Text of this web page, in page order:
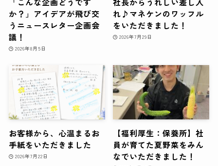
か？」アイデアが飛び交
うニュースレター企画会
議！
2026年8月5日
れ♪マネケンのワッフル
をいただきました！
2026年7月29日
お客様から、心温まるお
手紙をいただきました
2026年7月22日
【福利厚生：保養所】社
員が育てた夏野菜をみん
なでいただきました！